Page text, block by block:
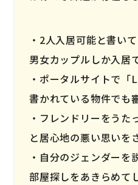
2人入居可能と書い
男女カップルしか入居
ポータルサイトで「
書かれている物件でも
フレンドリーをうた
と居心地の悪い思いを
自分のジェンダーを
部屋探しをあきらめて